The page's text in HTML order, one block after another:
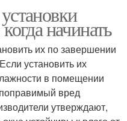
начинать
их по завершении
установить их
в помещении
вред
утверждают,